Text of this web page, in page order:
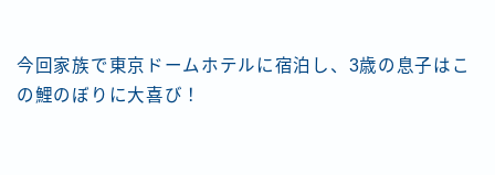
今回家族で東京ドームホテルに宿泊し、3歳の息子はこ
の鯉のぼりに大喜び！